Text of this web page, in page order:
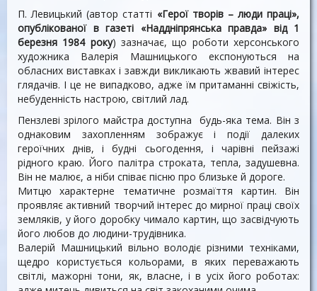
П. Левицький (автор статті «Герої творів – люди праці»,
опублікованої в газеті «Наддніпрянська правда» від 1
березня 1984 року) зазначає, що роботи херсонського
художника Валерія Машницького експонуються на
обласних виставках і завжди викликають жвавий інтерес
глядачів. І це не випадково, адже їм притаманні свіжість,
небуденність настрою, світлий лад.
Пензлеві зрілого майстра доступна будь-яка тема. Він з
однаковим захопленням зображує і події далеких
героїчних днів, і будні сьогодення, і чарівні пейзажі
рідного краю. Його палітра строката, тепла, задушевна.
Він не малює, а ніби співає пісню про близьке й дороге.
Митцю характерне тематичне розмаїття картин. Він
проявляє активний творчий інтерес до мирної праці своїх
земляків, у його доробку чимало картин, що засвідчують
його любов до людини-трудівника.
Валерій Машницький вільно володіє різними техніками,
щедро користується кольорами, в яких переважають
світлі, мажорні тони, як, власне, і в усіх його роботах: